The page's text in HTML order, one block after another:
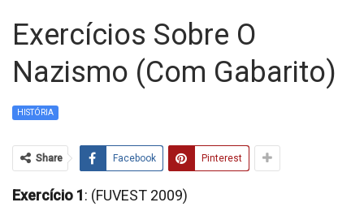
Exercícios Sobre O
Nazismo (com Gabarito)
HISTÓRIA
Share Facebook Pinterest
Exercício 1: (FUVEST 2009)